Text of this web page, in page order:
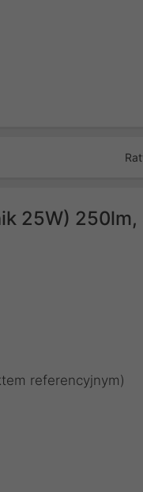
25W) 250lm,
referencyjnym)